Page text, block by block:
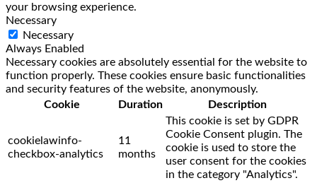
your browsing experience.
Necessary
Necessary
Always Enabled
Necessary cookies are absolutely essential for the website to
function properly. These cookies ensure basic functionalities
and security features of the website, anonymously.
Cookie
Duration Description
cookielawinfo-
checkbox-analytics
11
months
This cookie is set by GDPR
Cookie Consent plugin. The
cookie is used to store the
user consent for the cookies
in the category "Analytics".